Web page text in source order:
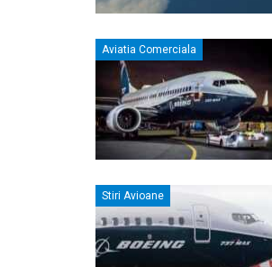
Aviatia Comerciala
Stiri Avioane